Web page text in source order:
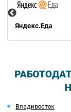
Яндекс.Еда
Владивосток